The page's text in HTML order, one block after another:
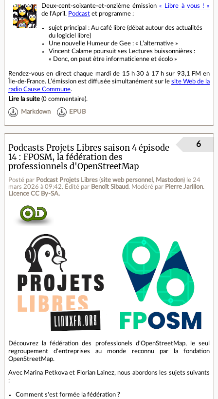
Deux-cent-soixante-et-onzième émission« Libre à vous ! »
de l’April. Podcast et programme :
sujet principal : Au café libre (débat autour des actualités
du logiciel libre)
Une nouvelle Humeur de Gee : « L’alternative »
Vincent Calame poursuit ses Lectures buissonnières :
« Donc, on peut être informaticienne et écolo »
Rendez‐vous en direct chaque mardi de 15 h 30 à 17 h sur 93,1 FM en
Île‐de‐France. L’émission est diffusée simultanément sur le site Web de la
radio Cause Commune.
Lire la suite (0 commentaire).
Markdown EPUB
Podcasts Projets Libres saison 4 épisode
14 : FPOSM, la fédération des
professionnels d'OpenStreetMap
Posté par Podcast Projets Libres (site web personnel , Mastodon) le 24
mars 2026 à 09:42. Édité par Benoît Sibaud. Modéré par Pierre Jarillon.
Licence CC By‑SA.
6
Découvrez la fédération des professionels d'OpenStreetMap, le seul
regroupement d'entreprises au monde reconnu par la fondation
OpenStreetMap.
Avec Marina Petkova et Florian Lainez, nous abordons les sujets suivants
:
Comment s'est formée la fédération ?